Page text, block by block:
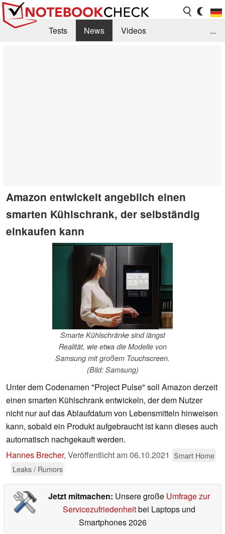
Tests News
Videos
...
Amazon entwickelt angeblich einen
smarten Kühlschrank, der selbständig
einkaufen kann
Smarte Kühlschränke sind längst
Realität, wie etwa die Modelle von
Samsung mit großem Touchscreen.
(Bild: Samsung)
Unter dem Codenamen "Project Pulse" soll Amazon derzeit
einen smarten Kühlschrank entwickeln, der dem Nutzer
nicht nur auf das Ablaufdatum von Lebensmitteln hinweisen
kann, sobald ein Produkt aufgebraucht ist kann dieses auch
automatisch nachgekauft werden.
Hannes Brecher, Veröffentlicht am06.10.2021 Smart Home
Leaks / Rumors
Jetzt mitmachen: Unsere große Umfrage zur
Servicezufriedenheitbei Laptops und
Smartphones 2026